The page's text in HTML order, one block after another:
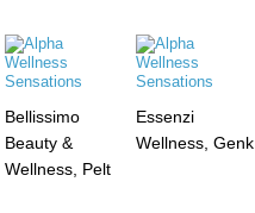
Bellissimo
Beauty &
Wellness, Pelt
Essenzi
Wellness, Genk